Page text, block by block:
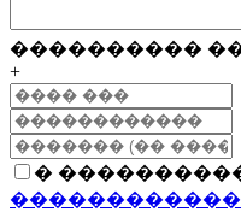
����������
+
�